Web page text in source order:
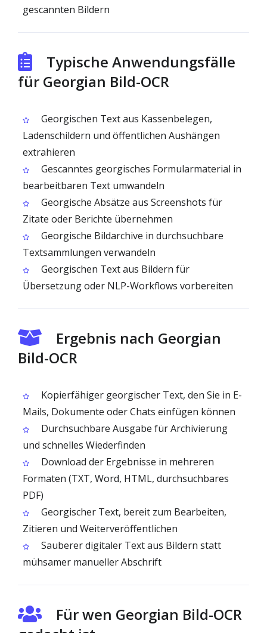
gescannten Bildern
Typische Anwendungsfälle
für Georgian Bild-OCR
Georgischen Text aus Kassenbelegen,
Ladenschildern und öffentlichen Aushängen
extrahieren
Gescanntes georgisches Formularmaterial in
bearbeitbaren Text umwandeln
Georgische Absätze aus Screenshots für
Zitate oder Berichte übernehmen
Georgische Bildarchive in durchsuchbare
Textsammlungen verwandeln
Georgischen Text aus Bildern für
Übersetzung oder NLP-Workflows vorbereiten
Ergebnis nach Georgian
Bild-OCR
Kopierfähiger georgischer Text, den Sie in E-
Mails, Dokumente oder Chats einfügen können
Durchsuchbare Ausgabe für Archivierung
und schnelles Wiederfinden
Download der Ergebnisse in mehreren
Formaten (TXT, Word, HTML, durchsuchbares
PDF)
Georgischer Text, bereit zum Bearbeiten,
Zitieren und Weiterveröffentlichen
Sauberer digitaler Text aus Bildern statt
mühsamer manueller Abschrift
Für wen Georgian Bild-OCR